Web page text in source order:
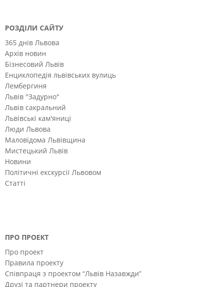
РОЗДІЛИ САЙТУ
365 днів Львова
Архів новин
Бізнесовий Львів
Енциклопедія львівських вулиць
Лембергиня
Львів "Задурно"
Львів сакральний
Львівські кам'яниці
Люди Львова
Маловідома Львівщина
Мистецький Львів
Новини
Політичні екскурсії Львовом
Статті
ПРО ПРОЕКТ
Про проект
Правила проекту
Співпраця з проектом “Львів Назавжди”
Друзі та партнери проекту